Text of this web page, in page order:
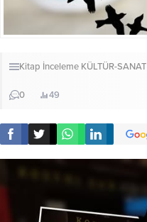
Kitap İnceleme KÜLTÜR-SANAT
0 49